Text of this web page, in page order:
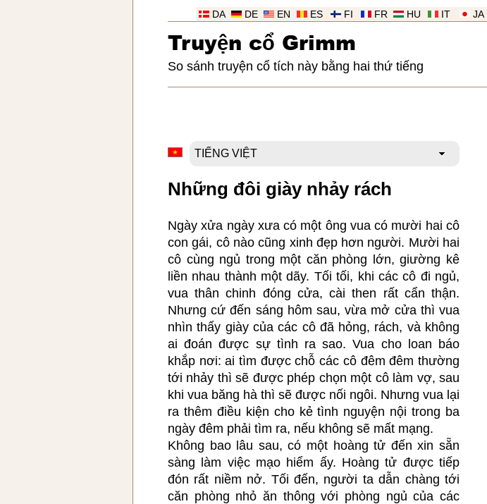
JA
IT
HU
FR
FI
ES
EN
DE
DA
Truyện cổ Grimm
So sánh truyện cổ tích này bằng hai thứ tiếng
Những đôi giày nhảy rách
Ngày xửa ngày xưa có một ông vua có mười hai cô
con gái, cô nào cũng xinh đẹp hơn người. Mười hai
cô cùng ngủ trong một căn phòng lớn, giường kê
liền nhau thành một dãy. Tối tối, khi các cô đi ngủ,
vua thân chinh đóng cửa, cài then rất cẩn thận.
Nhưng cứ đến sáng hôm sau, vừa mở cửa thì vua
nhìn thấy giày của các cô đã hỏng, rách, và không
ai đoán được sự tình ra sao. Vua cho loan báo
khắp nơi: ai tìm được chỗ các cô đêm đêm thường
tới nhảy thì sẽ được phép chọn một cô làm vợ, sau
khi vua băng hà thì sẽ được nối ngôi. Nhưng vua lại
ra thêm điều kiện cho kẻ tình nguyện nội trong ba
ngày đêm phải tìm ra, nếu không sẽ mất mạng.
Không bao lâu sau, có một hoàng tử đến xin sẵn
sàng làm việc mạo hiểm ấy. Hoàng tử được tiếp
đón rất niềm nở. Tối đến, người ta dẫn chàng tới
căn phòng nhỏ ăn thông với phòng ngủ của các